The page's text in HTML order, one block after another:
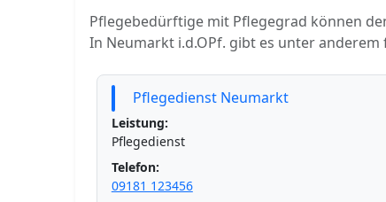
Pflegebedürftige mit Pflegegrad können
In Neumarkt i.d.OPf. gibt es unter
Pflegedienst Neumarkt
Leistung:
Pflegedienst
Telefon:
09181 123456